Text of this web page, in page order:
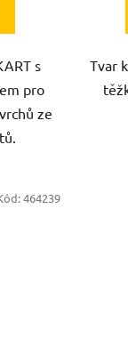
s
pro
ze
Tvar
464239